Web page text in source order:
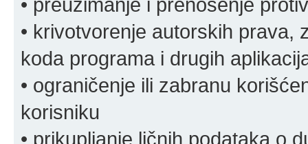
• krivotvorenje autorskih prava,
koda programa i drugih
• ograničenje ili zabranu
korisniku
• prikupljanje ličnih podataka o